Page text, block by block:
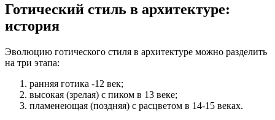
Готический стиль в архитектуре:
история
Эволюцию готического стиля в архитектуре можно разделить
на три этапа:
ранняя готика -12 век;
высокая (зрелая) с пиком в 13 веке;
пламенеющая (поздняя) с расцветом в 14-15 веках.